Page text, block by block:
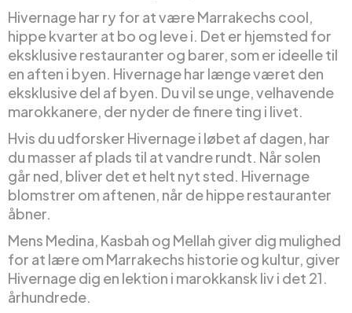
Hivernage har ry for at være Marrakechs cool,
hippe kvarter at bo og leve i. Det er hjemsted for
eksklusive restauranter og barer, som er ideelle til
en aften i byen. Hivernage har længe været den
eksklusive del af byen. Du vil se unge, velhavende
marokkanere, der nyder de finere ting i livet.
Hvis du udforsker Hivernage i løbet af dagen, har
du masser af plads til at vandre rundt. Når solen
går ned, bliver det et helt nyt sted. Hivernage
blomstrer om aftenen, når de hippe restauranter
åbner.
Mens Medina, Kasbah og Mellah giver dig mulighed
for at lære om Marrakechs historie og kultur, giver
Hivernage dig en lektion i marokkansk liv i det 21.
århundrede.